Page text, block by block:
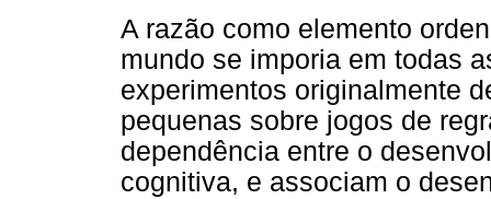
A razão como elemento
mundo se imporia em todas
experimentos originalmente
pequenas sobre jogos de
dependência entre o
cognitiva, e associam o